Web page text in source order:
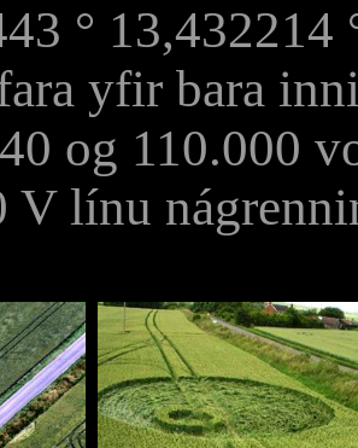
°
yfir bara
og 110.000
V línu